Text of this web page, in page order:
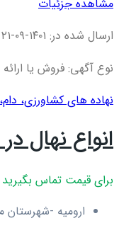
مشاهده جزئیات
ارسال شده در: ۱۴۰۱-۰۹-۲۱
نوع آگهی: فروش یا ارائه
نهاده های کشاورزی،
انواع نهال
برای قیمت تماس بگیرید
ارومیه -شهرستان